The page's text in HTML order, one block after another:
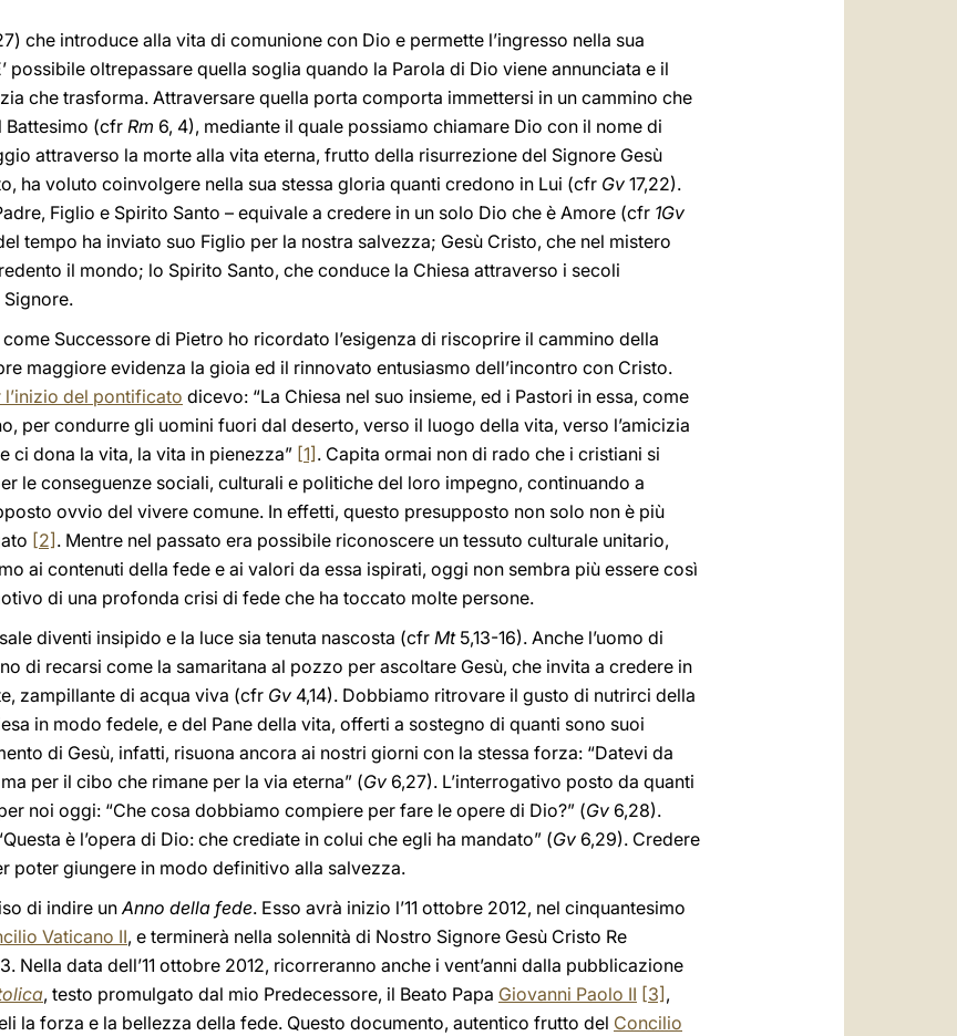
che introduce alla vita di comunione con Dio e permette l’ingresso nella sua
possibile oltrepassare quella soglia quando la Parola di Dio viene annunciata e il
che trasforma. Attraversare quella porta comporta immettersi in un cammino che
Battesimo (cfr Rm 6, 4), mediante il quale possiamo chiamare Dio con il nome di
attraverso la morte alla vita eterna, frutto della risurrezione del Signore Gesù
ha voluto coinvolgere nella sua stessa gloria quanti credono in Lui (cfr Gv 17,22).
Figlio e Spirito Santo – equivale a credere in un solo Dio che è Amore (cfr 1Gv
tempo ha inviato suo Figlio per la nostra salvezza; Gesù Cristo, che nel mistero
il mondo; lo Spirito Santo, che conduce la Chiesa attraverso i secoli
Successore di Pietro ho ricordato l’esigenza di riscoprire il cammino della
maggiore evidenza la gioia ed il rinnovato entusiasmo dell’incontro con Cristo.
l’inizio del pontificato dicevo: “La Chiesa nel suo insieme, ed i Pastori in essa, come
per condurre gli uomini fuori dal deserto, verso il luogo della vita, verso l’amicizia
ci dona la vita, la vita in pienezza” [1] . Capita ormai non di rado che i cristiani si
le conseguenze sociali, culturali e politiche del loro impegno, continuando a
ovvio del vivere comune. In effetti, questo presupposto non solo non è più
[2] . Mentre nel passato era possibile riconoscere un tessuto culturale unitario,
ai contenuti della fede e ai valori da essa ispirati, oggi non sembra più essere così
di una profonda crisi di fede che ha toccato molte persone.
diventi insipido e la luce sia tenuta nascosta (cfrMt5,13-16). Anche l’uomo di
di recarsi come la samaritana al pozzo per ascoltare Gesù, che invita a credere in
zampillante di acqua viva (cfr Gv 4,14). Dobbiamo ritrovare il gusto di nutrirci della
in modo fedele, e del Pane della vita, offerti a sostegno di quanti sono suoi
di Gesù, infatti, risuona ancora ai nostri giorni con la stessa forza: “Datevi da
per il cibo che rimane per la via eterna” (Gv 6,27). L’interrogativo posto da quanti
noi oggi: “Che cosa dobbiamo compiere per fare le opere di Dio?” (Gv 6,28).
è l’opera di Dio: che crediate in colui che egli ha mandato” (Gv 6,29). Credere
poter giungere in modo definitivo alla salvezza.
di indire unAnno della fede. Esso avrà inizio l’11 ottobre 2012, nel cinquantesimo
Vaticano II, e terminerà nella solennità di Nostro Signore Gesù Cristo Re
Nella data dell’11 ottobre 2012, ricorreranno anche i vent’anni dalla pubblicazione
, testo promulgato dal mio Predecessore, il Beato Papa Giovanni Paolo II [3] ,
la forza e la bellezza della fede. Questo documento, autentico frutto del Concilio